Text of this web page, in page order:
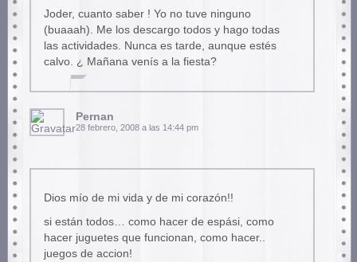
Joder, cuanto saber ! Yo no tuve ninguno
(buaaah). Me los descargo todos y hago todas
las actividades. Nunca es tarde, aunque estés
calvo. ¿ Mañana venís a la fiesta?
Pernan
28 febrero, 2008 a las 14:44 pm
Dios mío de mi vida y de mi corazón!!
si están todos… como hacer de espási, como
hacer juguetes que funcionan, como hacer..
juegos de accion!